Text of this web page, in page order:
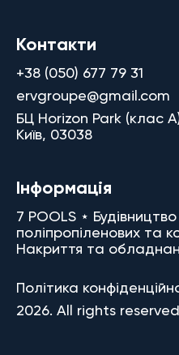
Контакти
+38 (050) 677 79 31
ervgroupe@gmail.com
БЦ Horizon Park (клас
Київ, 03038
Інформація
7 POOLS ⋆
поліпропіленових та
Накриття та
Політика
2026. All rights